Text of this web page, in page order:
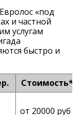
«под
и частной
услугам
быстро и
Стоимость*
от 20000 руб